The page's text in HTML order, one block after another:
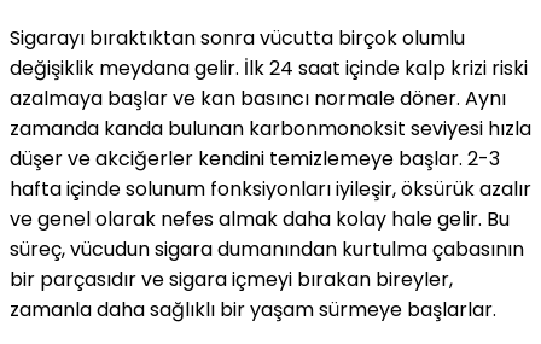
Sigarayı bıraktıktan sonra vücutta birçok olumlu
değişiklik meydana gelir. İlk 24 saat içinde kalp krizi riski
azalmaya başlar ve kan basıncı normale döner. Aynı
zamanda kanda bulunan karbonmonoksit seviyesi hızla
düşer ve akciğerler kendini temizlemeye başlar. 2-3
hafta içinde solunum fonksiyonları iyileşir, öksürük azalır
ve genel olarak nefes almak daha kolay hale gelir. Bu
süreç, vücudun sigara dumanından kurtulma çabasının
bir parçasıdır ve sigara içmeyi bırakan bireyler,
zamanla daha sağlıklı bir yaşam sürmeye başlarlar.